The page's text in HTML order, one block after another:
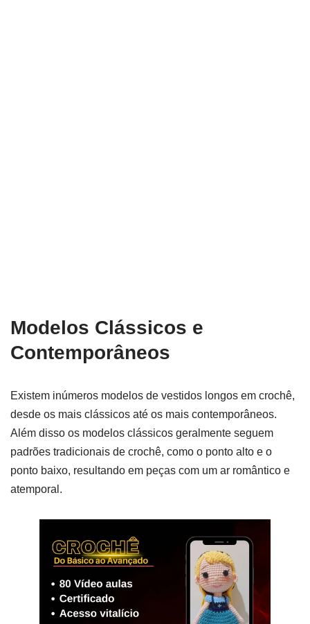
Modelos Clássicos e
Contemporâneos
Existem inúmeros modelos de vestidos longos em crochê,
desde os mais clássicos até os mais contemporâneos.
Além disso os modelos clássicos geralmente seguem
padrões tradicionais de crochê, como o ponto alto e o
ponto baixo, resultando em peças com um ar romântico e
atemporal.